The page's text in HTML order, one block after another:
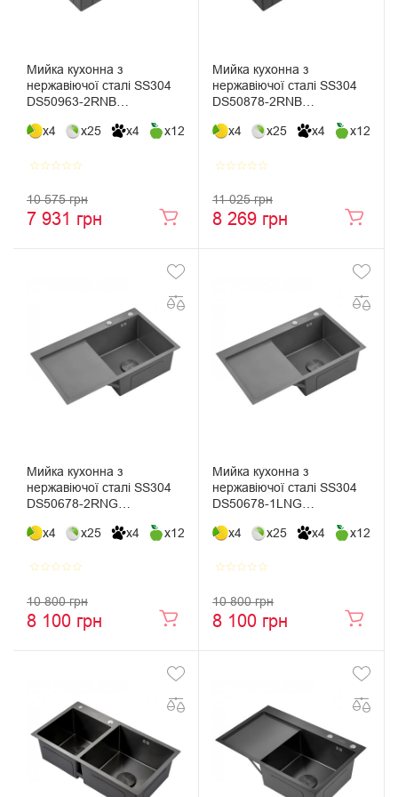
Мийка кухонна з
нержавіючої сталі SS304
DS50963-2RNB
Black)
x4 x25 x4 x12
star_borderstar_borderstar_borderstar_borderstar_border
10 575 грн
7 931 грн
Мийка кухонна з
нержавіючої сталі SS304
DS50878-2RNB
Black)
x4 x25 x4 x12
star_borderstar_borderstar_borderstar_borderstar_border
11 025 грн
8 269 грн
Мийка кухонна з
нержавіючої сталі SS304
DS50678-2RNG
Grey)
x4 x25 x4 x12
star_borderstar_borderstar_borderstar_borderstar_border
10 800 грн
8 100 грн
Мийка кухонна з
нержавіючої сталі SS304
DS50678-1LNG
Grey)
x4 x25 x4 x12
star_borderstar_borderstar_borderstar_borderstar_border
10 800 грн
8 100 грн